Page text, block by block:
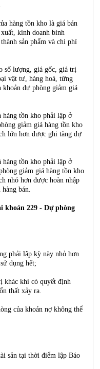
hàng tồn kho là giá bán
kinh doanh bình
sản phẩm và chi phí
số lượng, giá gốc, giá trị
vật tư, hàng hoá, từng
khoản dự phòng giảm giá
tồn kho phải lập ở
giảm giá hàng tồn kho
lớn hơn được ghi tăng dự
tồn kho phải lập ở
giảm giá hàng tồn kho
nhỏ hơn được hoàn nhập
bán.
khoản 229 - Dự phòng
phải lập kỳ này nhỏ hơn
dụng hết;
khác khi có quyết định
thất xảy ra.
của khoản nợ không thể
sản tại thời điểm lập Báo